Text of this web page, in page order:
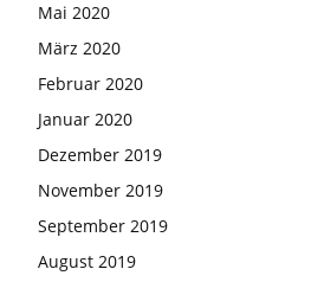
Mai 2020
März 2020
Februar 2020
Januar 2020
Dezember 2019
November 2019
September 2019
August 2019